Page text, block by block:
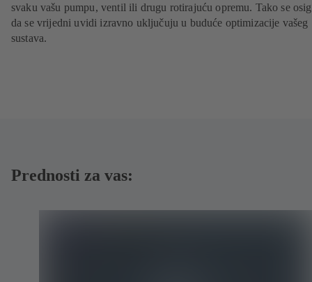
svaku vašu pumpu, ventil ili drugu rotirajuću opremu. Tako se
da se vrijedni uvidi izravno uključuju u buduće optimizacije vašeg
sustava.
Prednosti za vas: